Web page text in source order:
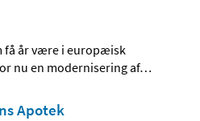
få år være i europæisk
nu en modernisering af…
Apotek